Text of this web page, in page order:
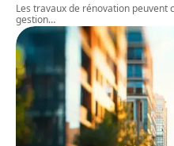
Les travaux de rénovation peuvent
gestion…